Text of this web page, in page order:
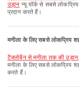
उड़ान न्यू यॉर्क से सबसे
प्रदान करते हैं।
मनीला के लिए सबसे लोकप्रिय
टैक्लोबैन से मनीला तक की उड़ान
मनीला के लिए सबसे लोकप्रिय
करते हैं।